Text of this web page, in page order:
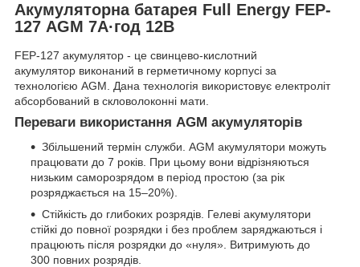
Акумуляторна батарея Full Energy FEP-
127 AGM 7А·год 12В
FEP-127 акумулятор - це свинцево-кислотний
акумулятор виконаний в герметичному корпусі за
технологією AGM. Дана технологія використовує електроліт
абсорбований в скловолоконні мати.
Переваги використання AGM акумуляторів
Збільшений термін служби. AGM акумулятори можуть
працювати до 7 років. При цьому вони відрізняються
низьким саморозрядом в період простою (за рік
розряджається на 15–20%).
Стійкість до глибоких розрядів. Гелеві акумулятори
стійкі до повної розрядки і без проблем заряджаються і
працюють після розрядки до «нуля». Витримують до
300 повних розрядів.